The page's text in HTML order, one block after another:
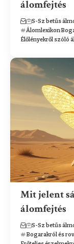
álomfejtés
S-Sz betűs
Álomlexikon
Élőlényekről szóló
Mit jelent
álomfejtés
S-Sz betűs
Bogarakról és